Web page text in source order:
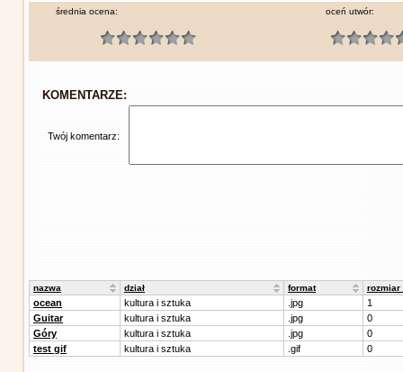
średnia ocena: oceń utwór:
KOMENTARZE:
Twój komentarz:
nazwa dział format rozmiar
ocean kultura i sztuka .jpg
1
Guitar
kultura i sztuka .jpg
0
Góry
kultura i sztuka .jpg
0
test gif
kultura i sztuka .gif 0